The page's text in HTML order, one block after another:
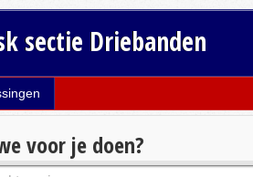
sectie Driebanden
voor je doen?